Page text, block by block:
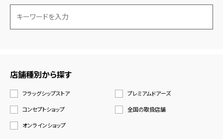
店舗種別から探す
フラッグシップストア
プレミアムドアーズ
コンセプトショップ
全国の取扱店舗
オンラインショップ